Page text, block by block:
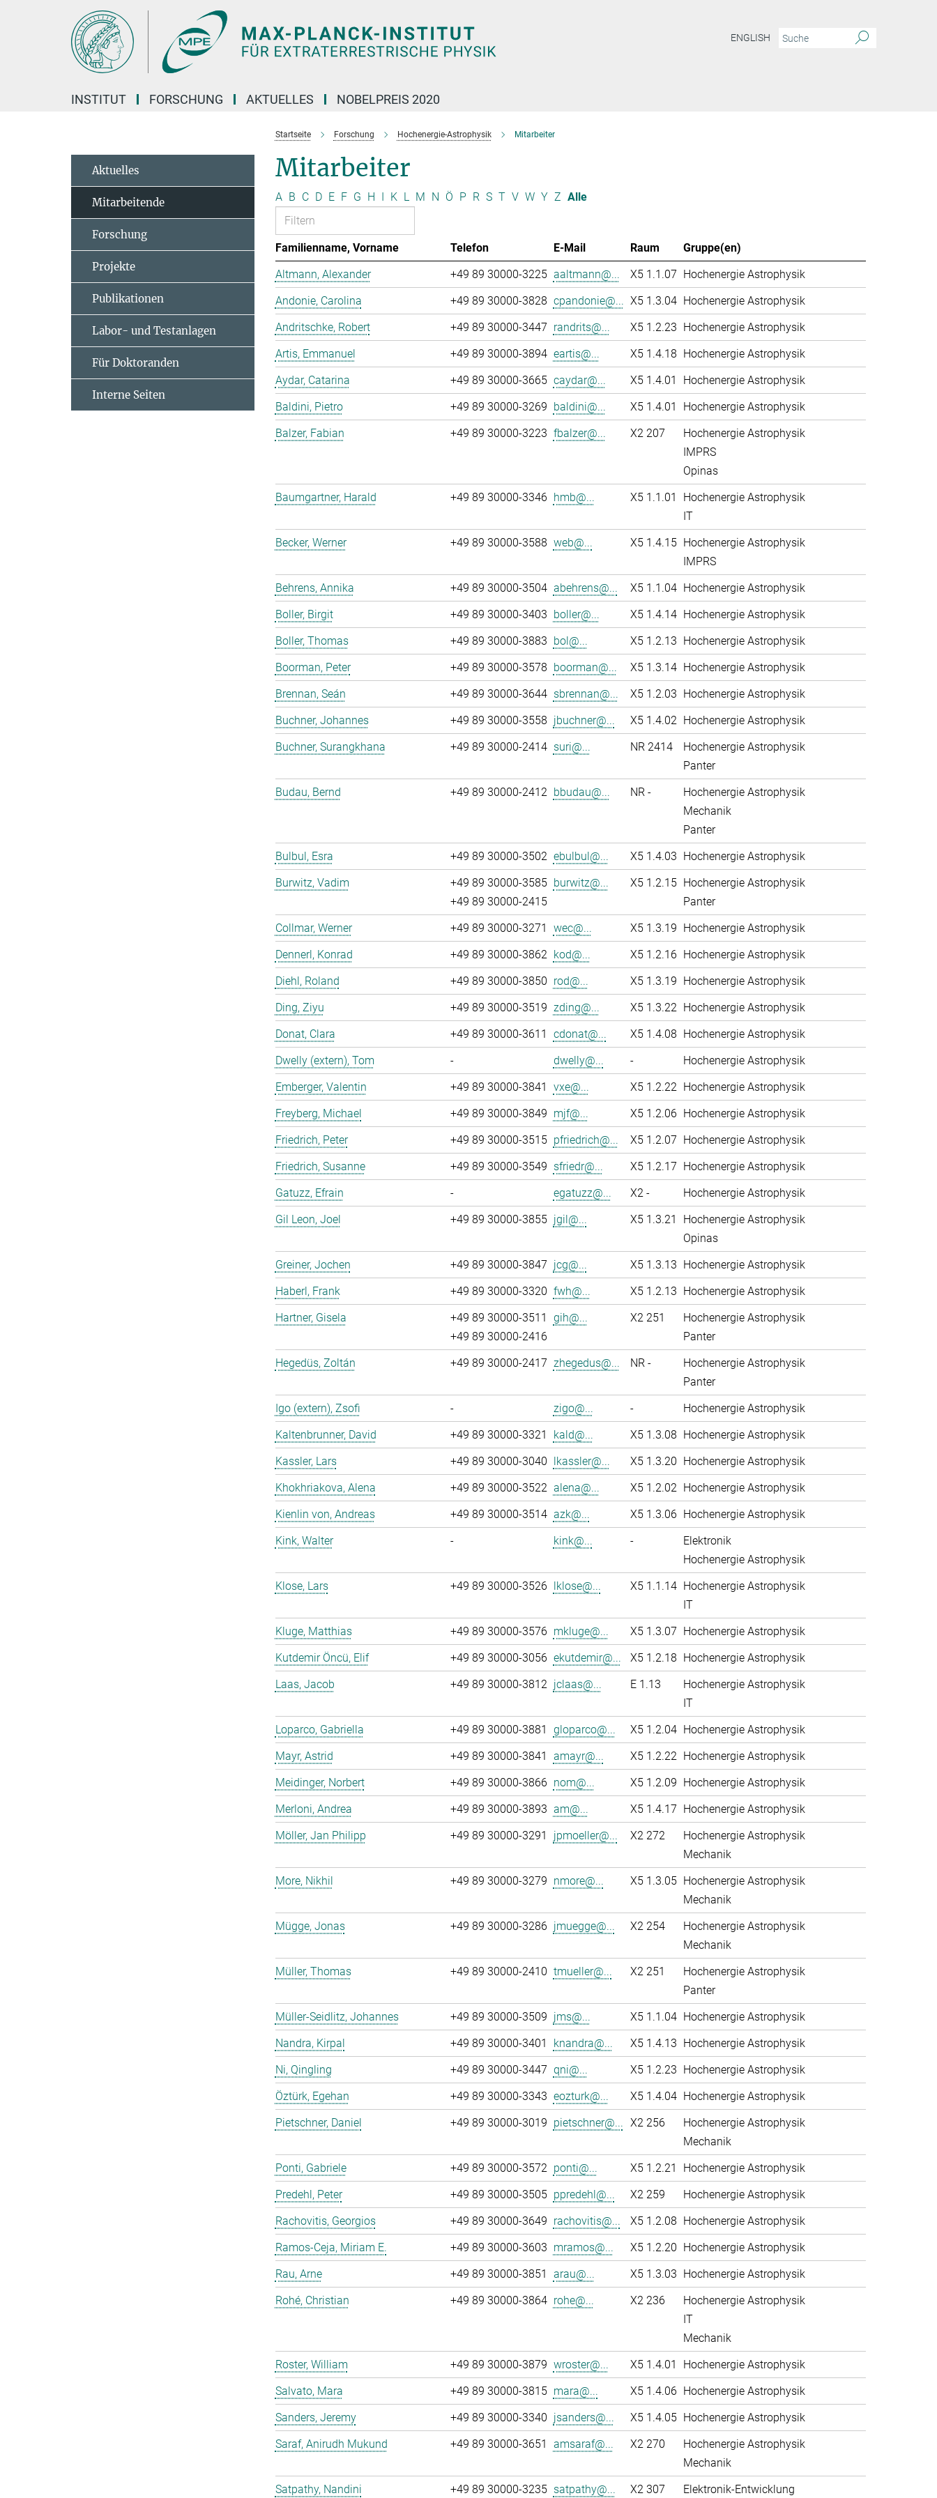
ENGLISH
INSTITUT FORSCHUNG AKTUELLES NOBELPREIS 2020
Startseite Forschung Hochenergie-Astrophysik Mitarbeiter
Mitarbeiter
A B C D E F G H I K L M N Ö P R S T V W Y Z Alle
Familienname, Vorname Telefon E-Mail Raum
Gruppe(en)
Altmann, Alexander
+49 89 30000-3225 aaltmann@... X5 1.1.07 Hochenergie Astrophysik
Andonie, Carolina
+49 89 30000-3828 cpandonie@... X5 1.3.04 Hochenergie Astrophysik
Andritschke, Robert
+49 89 30000-3447 randrits@... X5 1.2.23 Hochenergie Astrophysik
Artis, Emmanuel
+49 89 30000-3894 eartis@... X5 1.4.18 Hochenergie Astrophysik
Aydar, Catarina
+49 89 30000-3665 caydar@... X5 1.4.01
Hochenergie Astrophysik
Baldini, Pietro
+49 89 30000-3269 baldini@... X5 1.4.01
Hochenergie Astrophysik
Balzer, Fabian
+49 89 30000-3223 fbalzer@... X2 207
Hochenergie Astrophysik
IMPRS
Opinas
Baumgartner, Harald
+49 89 30000-3346 hmb@... X5 1.1.01
Hochenergie Astrophysik
IT
Becker, Werner
+49 89 30000-3588 web@... X5 1.4.15 Hochenergie Astrophysik
IMPRS
Behrens, Annika
+49 89 30000-3504 abehrens@... X5 1.1.04 Hochenergie Astrophysik
Boller, Birgit
+49 89 30000-3403 boller@... X5 1.4.14 Hochenergie Astrophysik
Boller, Thomas
+49 89 30000-3883 bol@... X5 1.2.13 Hochenergie Astrophysik
Boorman, Peter
+49 89 30000-3578 boorman@... X5 1.3.14 Hochenergie Astrophysik
Brennan, Seán
+49 89 30000-3644 sbrennan@... X5 1.2.03 Hochenergie Astrophysik
Buchner, Johannes
+49 89 30000-3558 jbuchner@... X5 1.4.02 Hochenergie Astrophysik
Buchner, Surangkhana
+49 89 30000-2414 suri@... NR 2414
Hochenergie Astrophysik
Panter
Budau, Bernd
+49 89 30000-2412 bbudau@... NR -
Hochenergie Astrophysik
Mechanik
Panter
Bulbul, Esra
+49 89 30000-3502 ebulbul@... X5 1.4.03 Hochenergie Astrophysik
Burwitz, Vadim
+49 89 30000-3585
+49 89 30000-2415
burwitz@... X5 1.2.15 Hochenergie Astrophysik
Panter
Collmar, Werner
+49 89 30000-3271 wec@... X5 1.3.19 Hochenergie Astrophysik
Dennerl, Konrad
+49 89 30000-3862 kod@... X5 1.2.16 Hochenergie Astrophysik
Diehl, Roland
+49 89 30000-3850 rod@... X5 1.3.19 Hochenergie Astrophysik
Ding, Ziyu
+49 89 30000-3519 zding@... X5 1.3.22 Hochenergie Astrophysik
Donat, Clara
+49 89 30000-3611 cdonat@... X5 1.4.08 Hochenergie Astrophysik
Dwelly (extern), Tom
- dwelly@... -
Hochenergie Astrophysik
Emberger, Valentin
+49 89 30000-3841 vxe@... X5 1.2.22 Hochenergie Astrophysik
Freyberg, Michael
+49 89 30000-3849 mjf@... X5 1.2.06 Hochenergie Astrophysik
Friedrich, Peter
+49 89 30000-3515 pfriedrich@... X5 1.2.07 Hochenergie Astrophysik
Friedrich, Susanne
+49 89 30000-3549 sfriedr@... X5 1.2.17 Hochenergie Astrophysik
Gatuzz, Efrain
- egatuzz@... X2 -
Hochenergie Astrophysik
Gil Leon, Joel
+49 89 30000-3855 jgil@... X5 1.3.21
Hochenergie Astrophysik
Opinas
Greiner, Jochen
+49 89 30000-3847 jcg@... X5 1.3.13 Hochenergie Astrophysik
Haberl, Frank
+49 89 30000-3320 fwh@... X5 1.2.13 Hochenergie Astrophysik
Hartner, Gisela
+49 89 30000-3511
+49 89 30000-2416
gih@... X2 251
Hochenergie Astrophysik
Panter
Hegedüs, Zoltán
+49 89 30000-2417 zhegedus@... NR -
Hochenergie Astrophysik
Panter
Igo (extern), Zsofi
- zigo@... -
Hochenergie Astrophysik
Kaltenbrunner, David
+49 89 30000-3321 kald@... X5 1.3.08 Hochenergie Astrophysik
Kassler, Lars
+49 89 30000-3040 lkassler@... X5 1.3.20 Hochenergie Astrophysik
Khokhriakova, Alena
+49 89 30000-3522 alena@... X5 1.2.02 Hochenergie Astrophysik
Kienlin von, Andreas
+49 89 30000-3514 azk@... X5 1.3.06 Hochenergie Astrophysik
Kink, Walter
- kink@... -
Elektronik
Hochenergie Astrophysik
Klose, Lars
+49 89 30000-3526 lklose@... X5 1.1.14 Hochenergie Astrophysik
IT
Kluge, Matthias
+49 89 30000-3576 mkluge@... X5 1.3.07 Hochenergie Astrophysik
Kutdemir Öncü, Elif
+49 89 30000-3056 ekutdemir@... X5 1.2.18 Hochenergie Astrophysik
Laas, Jacob
+49 89 30000-3812 jclaas@... E 1.13
Hochenergie Astrophysik
IT
Loparco, Gabriella
+49 89 30000-3881 gloparco@... X5 1.2.04 Hochenergie Astrophysik
Mayr, Astrid
+49 89 30000-3841 amayr@... X5 1.2.22 Hochenergie Astrophysik
Meidinger, Norbert
+49 89 30000-3866 nom@... X5 1.2.09 Hochenergie Astrophysik
Merloni, Andrea
+49 89 30000-3893 am@... X5 1.4.17 Hochenergie Astrophysik
Möller, Jan Philipp
+49 89 30000-3291 jpmoeller@... X2 272
Hochenergie Astrophysik
Mechanik
More, Nikhil
+49 89 30000-3279 nmore@... X5 1.3.05 Hochenergie Astrophysik
Mechanik
Mügge, Jonas
+49 89 30000-3286 jmuegge@... X2 254
Hochenergie Astrophysik
Mechanik
Müller, Thomas
+49 89 30000-2410 tmueller@... X2 251
Hochenergie Astrophysik
Panter
Müller-Seidlitz, Johannes
+49 89 30000-3509 jms@... X5 1.1.04 Hochenergie Astrophysik
Nandra, Kirpal
+49 89 30000-3401 knandra@... X5 1.4.13 Hochenergie Astrophysik
Ni, Qingling
+49 89 30000-3447 qni@... X5 1.2.23 Hochenergie Astrophysik
Öztürk, Egehan
+49 89 30000-3343 eozturk@... X5 1.4.04 Hochenergie Astrophysik
Pietschner, Daniel
+49 89 30000-3019 pietschner@... X2 256
Hochenergie Astrophysik
Mechanik
Ponti, Gabriele
+49 89 30000-3572 ponti@... X5 1.2.21
Hochenergie Astrophysik
Predehl, Peter
+49 89 30000-3505 ppredehl@... X2 259
Hochenergie Astrophysik
Rachovitis, Georgios
+49 89 30000-3649 rachovitis@... X5 1.2.08 Hochenergie Astrophysik
Ramos-Ceja, Miriam E.
+49 89 30000-3603 mramos@... X5 1.2.20 Hochenergie Astrophysik
Rau, Arne
+49 89 30000-3851 arau@... X5 1.3.03 Hochenergie Astrophysik
Rohé, Christian
+49 89 30000-3864 rohe@... X2 236
Hochenergie Astrophysik
IT
Mechanik
Roster, William
+49 89 30000-3879 wroster@... X5 1.4.01
Hochenergie Astrophysik
Salvato, Mara
+49 89 30000-3815 mara@... X5 1.4.06 Hochenergie Astrophysik
Sanders, Jeremy
+49 89 30000-3340 jsanders@... X5 1.4.05 Hochenergie Astrophysik
Saraf, Anirudh Mukund
+49 89 30000-3651 amsaraf@... X2 270
Hochenergie Astrophysik
Mechanik
Satpathy, Nandini
+49 89 30000-3235 satpathy@... X2 307 Elektronik-Entwicklung
Aktuelles
Mitarbeitende
Forschung
Projekte
Publikationen
Labor- und Testanlagen
Für Doktoranden
Interne Seiten